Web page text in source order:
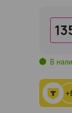
В